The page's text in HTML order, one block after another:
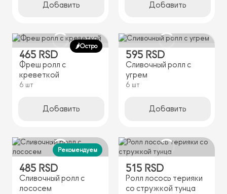
Добавить Добавить
465 RSD
Фреш ролл с
креветкой
6 шт
Добавить
🌶️Остро
595 RSD
Сливочный ролл с
угрем
6 шт
Добавить
485 RSD
Сливочный ролл с
лососем
Рекомендуем
515 RSD
Ролл лосось терияки
со стружкой тунца